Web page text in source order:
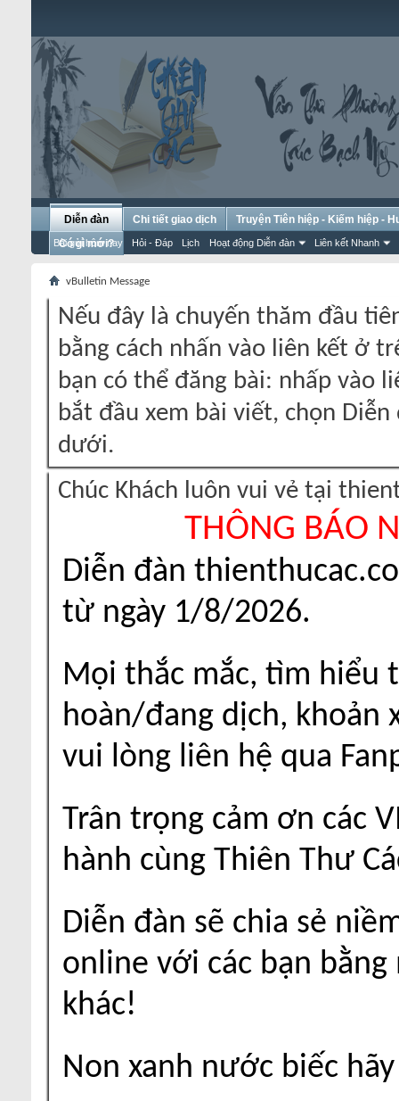
Diễn đàn
Bài gửi hôm nay Hỏi - Đáp Lịch Hoạt động Diễn đàn Liên kết Nhanh
Chi tiết giao dịch
Truyện Tiên hiệp - Kiếm hiệp -
Có gì mới?
vBulletin Message
Nếu đây là chuyến thăm đầu
bằng cách nhấn vào liên kết ở
bạn có thể đăng bài: nhấp vào
bắt đầu xem bài viết, chọn
dưới.
Chúc Khách luôn vui vẻ tại
THÔNG BÁO
Diễn đàn
từ ngày 1/8/2026.
Mọi thắc mắc, tìm hiểu
hoàn/đang dịch, khoản
vui lòng liên hệ qua
Trân trọng cảm ơn các
hành cùng Thiên Thư
Diễn đàn sẽ chia sẻ
online với các bạn
khác!
Non xanh nước biếc